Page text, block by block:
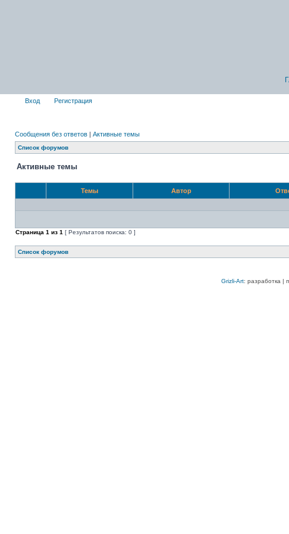
Вход Регистрация
Сообщения без ответов | Активные темы
Список форумов
Активные темы
Темы Автор
Страница 1 из 1 [ Результатов поиска: 0 ]
Список форумов
Grizli-Art: разработка |